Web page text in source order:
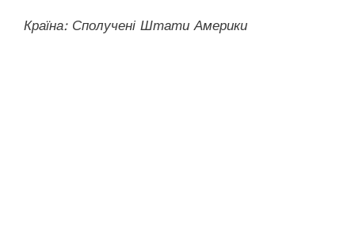
Країна: Сполучені Штати Америки